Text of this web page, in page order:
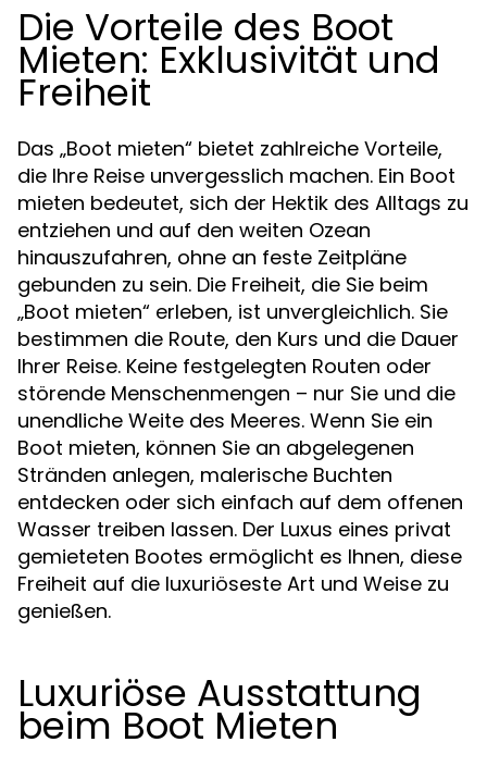
Die Vorteile des Boot
Mieten: Exklusivität und
Freiheit
Das „Boot mieten“ bietet zahlreiche Vorteile,
die Ihre Reise unvergesslich machen. Ein Boot
mieten bedeutet, sich der Hektik des Alltags zu
entziehen und auf den weiten Ozean
hinauszufahren, ohne an feste Zeitpläne
gebunden zu sein. Die Freiheit, die Sie beim
„Boot mieten“ erleben, ist unvergleichlich. Sie
bestimmen die Route, den Kurs und die Dauer
Ihrer Reise. Keine festgelegten Routen oder
störende Menschenmengen – nur Sie und die
unendliche Weite des Meeres. Wenn Sie ein
Boot mieten, können Sie an abgelegenen
Stränden anlegen, malerische Buchten
entdecken oder sich einfach auf dem offenen
Wasser treiben lassen. Der Luxus eines privat
gemieteten Bootes ermöglicht es Ihnen, diese
Freiheit auf die luxuriöseste Art und Weise zu
genießen.
Luxuriöse Ausstattung
beim Boot Mieten